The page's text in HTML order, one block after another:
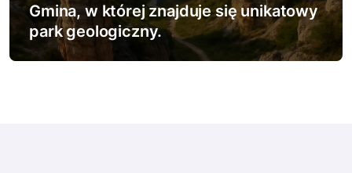
Gmina, w której znajduje się najwięcej
rezerwatów leśnych.